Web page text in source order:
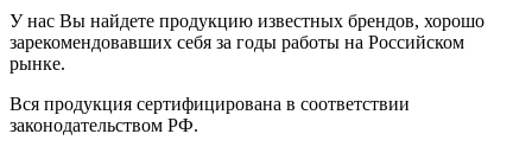
У нас Вы найдете продукцию известных брендов, хорошо
зарекомендовавших себя за годы работы на Российском
рынке.
Вся продукция сертифицирована в соответствии
законодательством РФ.